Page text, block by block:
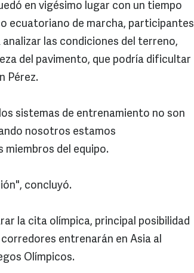
en vigésimo lugar con un tiempo
ecuatoriano de marcha, participantes
las condiciones del terreno,
del pavimento, que podría dificultar
Pérez.
sistemas de entrenamiento no son
nosotros estamos
miembros del equipo.
concluyó.
la cita olímpica, principal posibilidad
entrenarán en Asia al
Olímpicos.